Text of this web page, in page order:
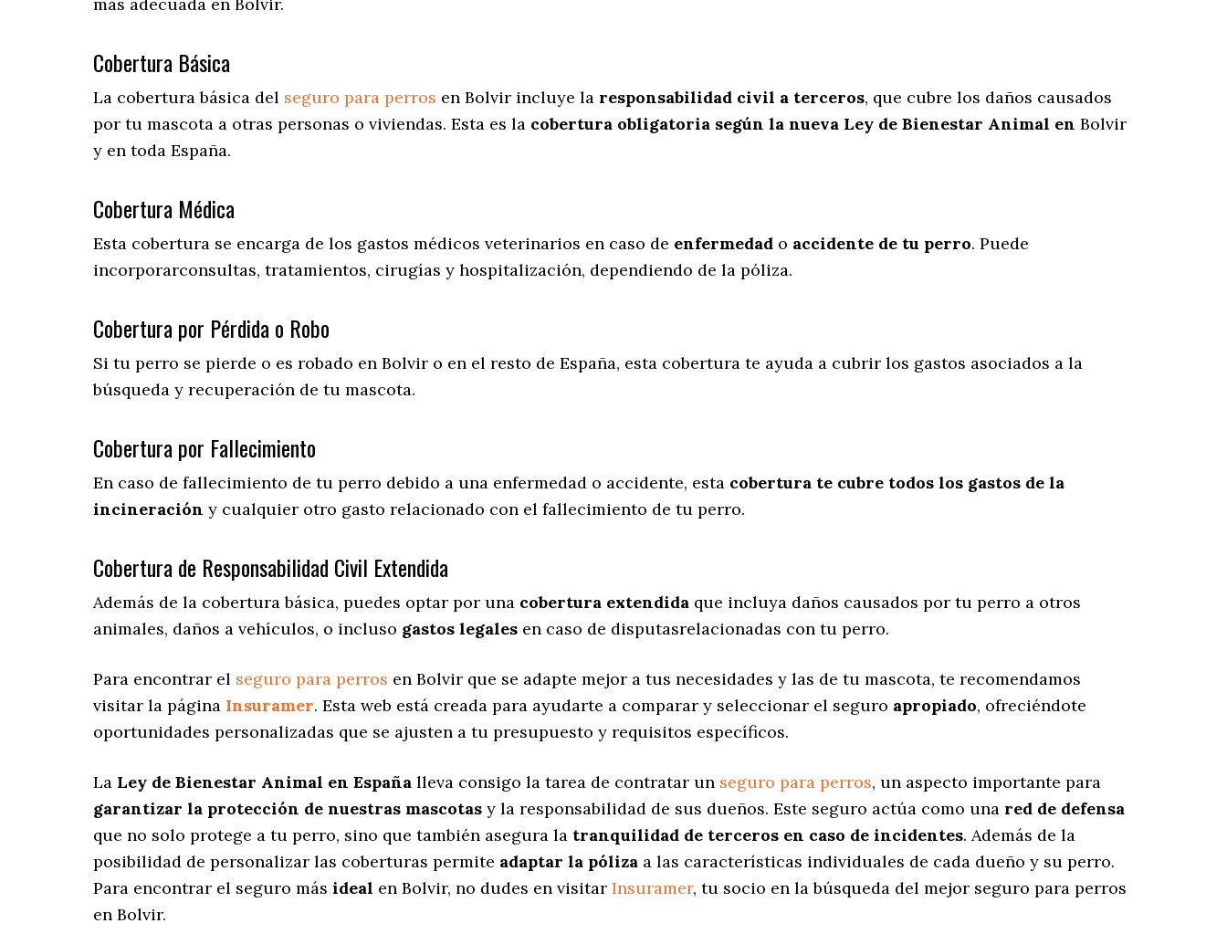
Cobertura Básica
La cobertura básica del seguro para perros en Bolvir incluye la responsabilidad civil a terceros, que cubre los daños causados
por tu mascota a otras personas o viviendas. Esta es la cobertura obligatoria según la nueva Ley de Bienestar Animal en Bolvir
y en toda España.
Cobertura Médica
Esta cobertura se encarga de los gastos médicos veterinarios en caso de enfermedad o accidente de tu perro. Puede
incorporarconsultas, tratamientos, cirugías y hospitalización, dependiendo de la póliza.
Cobertura por Pérdida o Robo
Si tu perro se pierde o es robado en Bolvir o en el resto de España, esta cobertura te ayuda a cubrir los gastos asociados a la
búsqueda y recuperación de tu mascota.
Cobertura por Fallecimiento
En caso de fallecimiento de tu perro debido a una enfermedad o accidente, esta cobertura te cubre todos los gastos de la
incineración y cualquier otro gasto relacionado con el fallecimiento de tu perro.
Cobertura de Responsabilidad Civil Extendida
Además de la cobertura básica, puedes optar por una cobertura extendida que incluya daños causados por tu perro a otros
animales, daños a vehículos, o incluso gastos legales en caso de disputasrelacionadas con tu perro.
Para encontrar el seguro para perros en Bolvir que se adapte mejor a tus necesidades y las de tu mascota, te recomendamos
visitar la página Insuramer. Esta web está creada para ayudarte a comparar y seleccionar el seguro apropiado, ofreciéndote
oportunidades personalizadas que se ajusten a tu presupuesto y requisitos específicos.
La Ley de Bienestar Animal en España lleva consigo la tarea de contratar un seguro para perros, un aspecto importante para
garantizar la protección de nuestras mascotas y la responsabilidad de sus dueños. Este seguro actúa como una red de defensa
que no solo protege a tu perro, sino que también asegura la tranquilidad de terceros en caso de incidentes. Además de la
posibilidad de personalizar las coberturas permite adaptar la póliza a las características individuales de cada dueño y su perro.
Para encontrar el seguro más ideal en Bolvir, no dudes en visitar Insuramer, tu socio en la búsqueda del mejor seguro para perros
en Bolvir.